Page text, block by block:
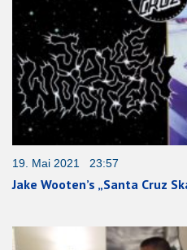
19. Mai 2021 23:57
Jake Wooten’s „Santa Cruz